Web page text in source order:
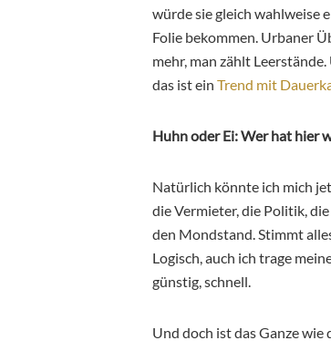
würde sie gleich wahlweise
Folie bekommen. Urbaner
mehr, man zählt
das ist ein Trend mit
Huhn oder Ei: Wer hat hier
Natürlich könnte ich mich
die Vermieter, die Politik,
den Mondstand. Stimmt
Logisch, auch ich trage
günstig, schnell.
Und doch ist das Ganze